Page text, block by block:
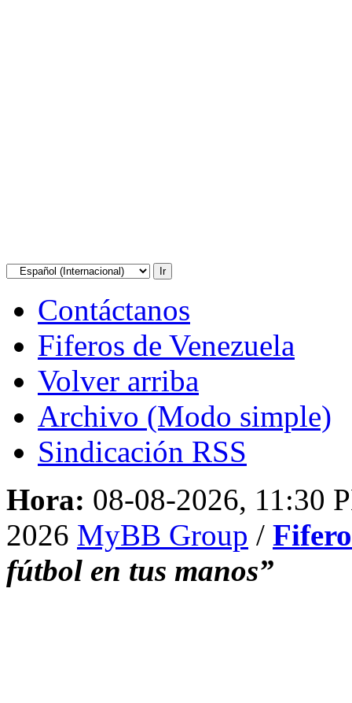
Contáctanos
Fiferos de Venezuela
Volver arriba
Archivo (Modo simple)
Sindicación RSS
Hora: 08-08-2026, 11:30
2026 MyBB Group /
fútbol en tus manos”